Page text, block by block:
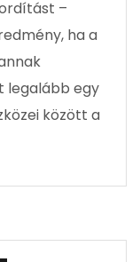
–
ha a
legalább egy
között a